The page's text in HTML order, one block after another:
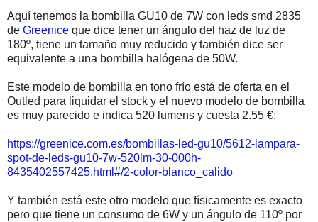
Aquí tenemos la bombilla GU10 de 7W con leds smd 2835
de Greenice que dice tener un ángulo del haz de luz de
180º, tiene un tamaño muy reducido y también dice ser
equivalente a una bombilla halógena de 50W.
Este modelo de bombilla en tono frío está de oferta en el
Outled para liquidar el stock y el nuevo modelo de bombilla
es muy parecido e indica 520 lumens y cuesta 2.55 €:
https://greenice.com.es/bombillas-led-gu10/5612-lampara-
spot-de-leds-gu10-7w-520lm-30-000h-
8435402557425.html#/2-color-blanco_calido
Y también está este otro modelo que físicamente es exacto
pero que tiene un consumo de 6W y un ángulo de 110º por